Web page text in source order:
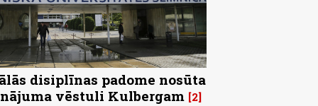
disiplīnas padome nosūta
vēstuli Kulbergam 2